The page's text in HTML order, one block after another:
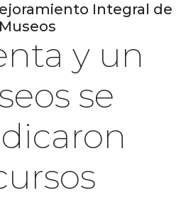
Integral de
Museos
y un
se